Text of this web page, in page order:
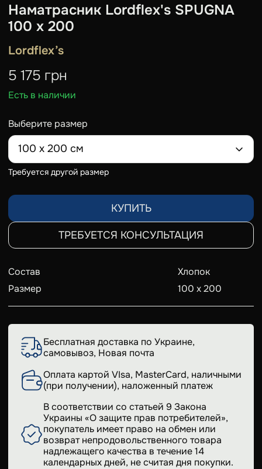
Наматрасник Lordflex's SPUGNA
100 х 200
Lordflex’s
5 175 грн
Есть в наличии
Выберите размер
100 х 200 см
Требуется другой размер
КУПИТЬ
ТРЕБУЕТСЯ КОНСУЛЬТАЦИЯ
Состав
Хлопок
Размер
100 х 200
Бесплатная доставка по Украине,
самовывоз, Новая почта
Оплата картой VIsa, MasterCard, наличными
(при получении), наложенный платеж
В соответствии со статьей 9 Закона
Украины «О защите прав потребителей»,
покупатель имеет право на обмен или
возврат непродовольственного товара
надлежащего качества в течение 14
календарных дней, не считая дня покупки.